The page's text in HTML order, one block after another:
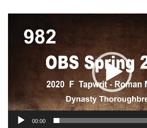
ー
00:00